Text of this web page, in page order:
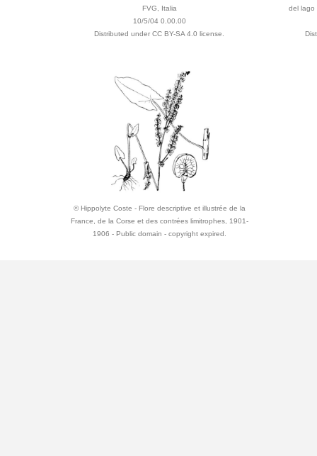
FVG, Italia
10/5/04 0.00.00
Distributed under CC BY-SA 4.0 license.
del lago
© Hippolyte Coste - Flore descriptive et illustrée de la
France, de la Corse et des contrées limitrophes, 1901-
1906 - Public domain - copyright expired.